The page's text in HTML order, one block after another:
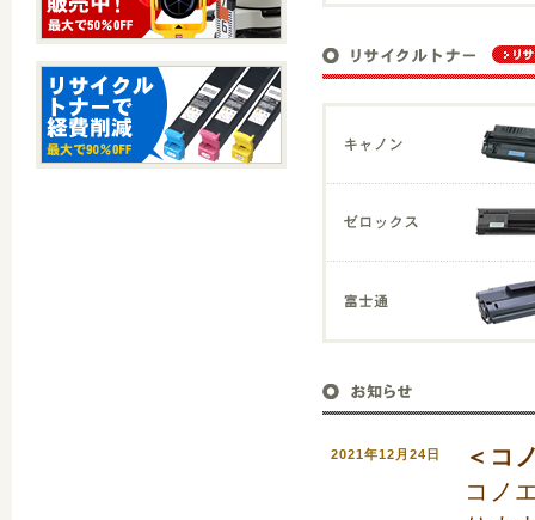
2021年12月24日
＜コ
コノ